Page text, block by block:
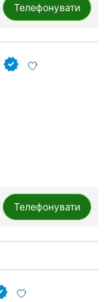
Телефонувати
Телефонувати